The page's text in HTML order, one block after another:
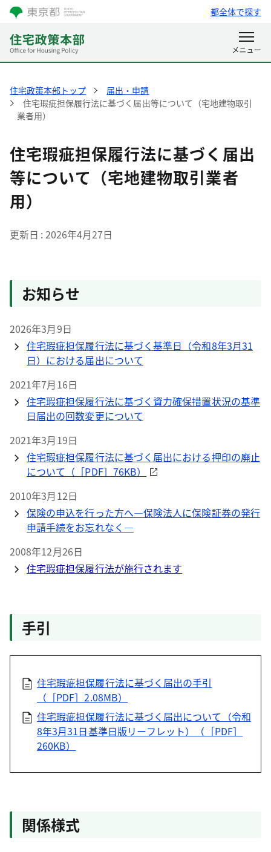
都全体で探す
住宅政策本部トップ
届出・申請
住宅瑕疵担保履行法に基づく届出等について（宅地建物取引
業者用）
住宅瑕疵担保履行法に基づく届出
等について（宅地建物取引業者
用）
更新日 2026年4月27日
お知らせ
2026年3月9日
住宅瑕疵担保履行法に基づく基準日（令和8年3月31
日）における届出について
2021年7月16日
住宅瑕疵担保履行法に基づく資力確保措置状況の基準
日届出の回数変更について
2021年3月19日
住宅瑕疵担保履行法に基づく届出における押印の廃止
について（［PDF］76KB）
2010年3月12日
保険の申込を行った方へ―保険法人に保険証券の発行
申請手続をお忘れなく―
2008年12月26日
住宅瑕疵担保履行法が施行されます
手引
住宅瑕疵担保履行法に基づく届出の手引
（［PDF］2.08MB）
住宅瑕疵担保履行法に基づく届出について（令和
8年3月31日基準日版リーフレット）（［PDF］
260KB）
関係様式